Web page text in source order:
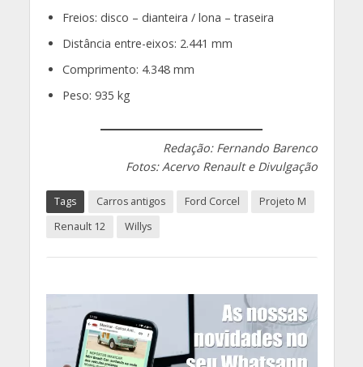
Freios: disco – dianteira / lona – traseira
Distância entre-eixos: 2.441 mm
Comprimento: 4.348 mm
Peso: 935 kg
Redação: Fernando Barenco
Fotos: Acervo Renault e Divulgação
Tags Carros antigos Ford Corcel
Projeto M
Renault 12
Willys